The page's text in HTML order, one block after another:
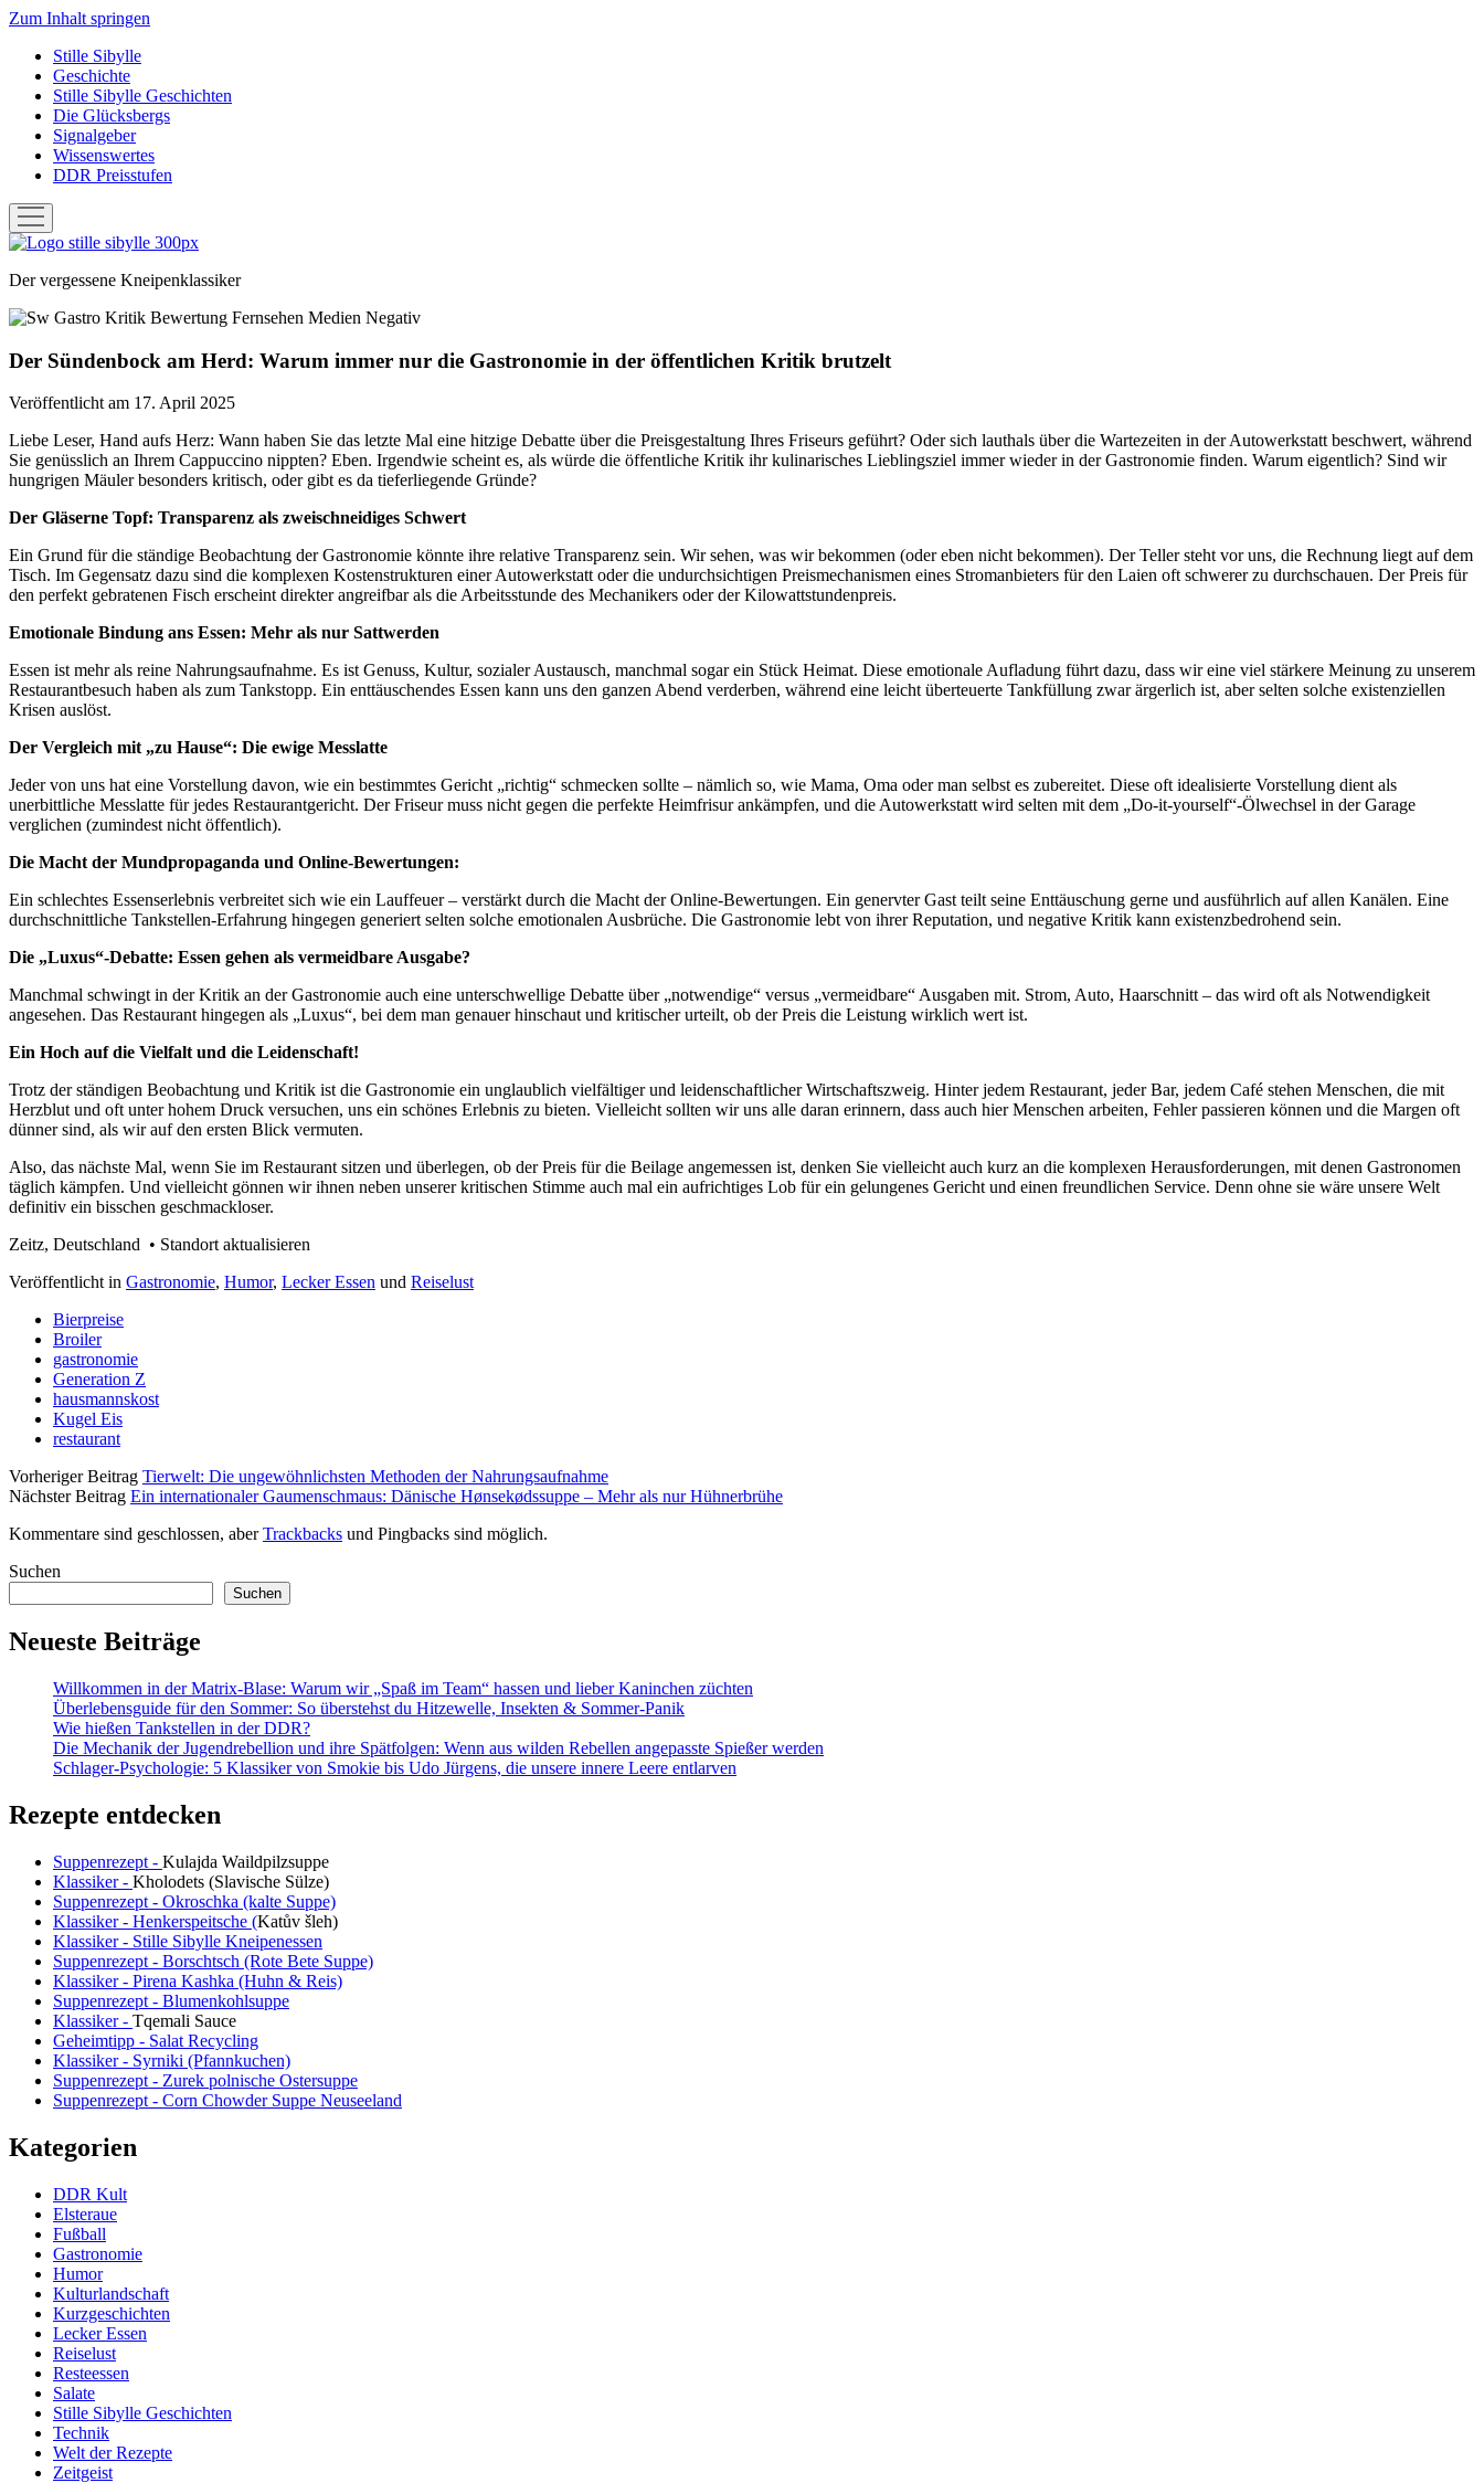
Zum Inhalt springen
Stille Sibylle
Geschichte
Stille Sibylle Geschichten
Die Glücksbergs
Signalgeber
Wissenswertes
DDR Preisstufen
Menü
öffnen
Stille
Der vergessene Kneipenklassiker
Der Sündenbock am Herd: Warum immer nur die Gastronomie in der öffentlichen Kritik brutzelt
Veröffentlicht am 17. April 2025
Liebe Leser, Hand aufs Herz: Wann haben Sie das letzte Mal eine hitzige Debatte über die Preisgestaltung Ihres Friseurs geführt? Oder sich lauthals über die Wartezeiten in der Autowerkstatt beschwert, während
Sie genüsslich an Ihrem Cappuccino nippten? Eben. Irgendwie scheint es, als würde die öffentliche Kritik ihr kulinarisches Lieblingsziel immer wieder in der Gastronomie finden. Warum eigentlich? Sind wir
hungrigen Mäuler besonders kritisch, oder gibt es da tieferliegende Gründe?
Der Gläserne Topf: Transparenz als zweischneidiges Schwert
Ein Grund für die ständige Beobachtung der Gastronomie könnte ihre relative Transparenz sein. Wir sehen, was wir bekommen (oder eben nicht bekommen). Der Teller steht vor uns, die Rechnung liegt auf dem
Tisch. Im Gegensatz dazu sind die komplexen Kostenstrukturen einer Autowerkstatt oder die undurchsichtigen Preismechanismen eines Stromanbieters für den Laien oft schwerer zu durchschauen. Der Preis für
den perfekt gebratenen Fisch erscheint direkter angreifbar als die Arbeitsstunde des Mechanikers oder der Kilowattstundenpreis.
Emotionale Bindung ans Essen: Mehr als nur Sattwerden
Essen ist mehr als reine Nahrungsaufnahme. Es ist Genuss, Kultur, sozialer Austausch, manchmal sogar ein Stück Heimat. Diese emotionale Aufladung führt dazu, dass wir eine viel stärkere Meinung zu unserem
Restaurantbesuch haben als zum Tankstopp. Ein enttäuschendes Essen kann uns den ganzen Abend verderben, während eine leicht überteuerte Tankfüllung zwar ärgerlich ist, aber selten solche existenziellen
Krisen auslöst.
Der Vergleich mit „zu Hause“: Die ewige Messlatte
Jeder von uns hat eine Vorstellung davon, wie ein bestimmtes Gericht „richtig“ schmecken sollte – nämlich so, wie Mama, Oma oder man selbst es zubereitet. Diese oft idealisierte Vorstellung dient als
unerbittliche Messlatte für jedes Restaurantgericht. Der Friseur muss nicht gegen die perfekte Heimfrisur ankämpfen, und die Autowerkstatt wird selten mit dem „Do-it-yourself“-Ölwechsel in der Garage
verglichen (zumindest nicht öffentlich).
Die Macht der Mundpropaganda und Online-Bewertungen:
Ein schlechtes Essenserlebnis verbreitet sich wie ein Lauffeuer – verstärkt durch die Macht der Online-Bewertungen. Ein genervter Gast teilt seine Enttäuschung gerne und ausführlich auf allen Kanälen. Eine
durchschnittliche Tankstellen-Erfahrung hingegen generiert selten solche emotionalen Ausbrüche. Die Gastronomie lebt von ihrer Reputation, und negative Kritik kann existenzbedrohend sein.
Die „Luxus“-Debatte: Essen gehen als vermeidbare Ausgabe?
Manchmal schwingt in der Kritik an der Gastronomie auch eine unterschwellige Debatte über „notwendige“ versus „vermeidbare“ Ausgaben mit. Strom, Auto, Haarschnitt – das wird oft als Notwendigkeit
angesehen. Das Restaurant hingegen als „Luxus“, bei dem man genauer hinschaut und kritischer urteilt, ob der Preis die Leistung wirklich wert ist.
Ein Hoch auf die Vielfalt und die Leidenschaft!
Trotz der ständigen Beobachtung und Kritik ist die Gastronomie ein unglaublich vielfältiger und leidenschaftlicher Wirtschaftszweig. Hinter jedem Restaurant, jeder Bar, jedem Café stehen Menschen, die mit
Herzblut und oft unter hohem Druck versuchen, uns ein schönes Erlebnis zu bieten. Vielleicht sollten wir uns alle daran erinnern, dass auch hier Menschen arbeiten, Fehler passieren können und die Margen oft
dünner sind, als wir auf den ersten Blick vermuten.
Also, das nächste Mal, wenn Sie im Restaurant sitzen und überlegen, ob der Preis für die Beilage angemessen ist, denken Sie vielleicht auch kurz an die komplexen Herausforderungen, mit denen Gastronomen
täglich kämpfen. Und vielleicht gönnen wir ihnen neben unserer kritischen Stimme auch mal ein aufrichtiges Lob für ein gelungenes Gericht und einen freundlichen Service. Denn ohne sie wäre unsere Welt
definitiv ein bisschen geschmackloser.
Zeitz, Deutschland • Standort aktualisieren
Veröffentlicht in Gastronomie, Humor, Lecker Essen und Reiselust
Bierpreise
Broiler
gastronomie
Generation Z
hausmannskost
Kugel Eis
restaurant
Vorheriger Beitrag Tierwelt: Die ungewöhnlichsten Methoden der Nahrungsaufnahme
Nächster Beitrag Ein internationaler Gaumenschmaus: Dänische Hønsekødssuppe – Mehr als nur Hühnerbrühe
Kommentare sind geschlossen, aberTrackbacks und Pingbacks sind möglich.
Sidebar
Suchen
Suchen
Neueste Beiträge
Willkommen in der Matrix-Blase: Warum wir „Spaß im Team“ hassen und lieber Kaninchen züchten
Überlebensguide für den Sommer: So überstehst du Hitzewelle, Insekten & Sommer-Panik
Wie hießen Tankstellen in der DDR?
Die Mechanik der Jugendrebellion und ihre Spätfolgen: Wenn aus wilden Rebellen angepasste Spießer werden
Schlager-Psychologie: 5 Klassiker von Smokie bis Udo Jürgens, die unsere innere Leere entlarven
Rezepte entdecken
Suppenrezept - Kulajda Waildpilzsuppe
Klassiker - Kholodets (Slavische Sülze)
Suppenrezept - Okroschka (kalte Suppe)
Klassiker - Henkerspeitsche (Katův šleh)
Klassiker - Stille Sibylle Kneipenessen
Suppenrezept - Borschtsch (Rote Bete Suppe)
Klassiker - Pirena Kashka (Huhn & Reis)
Suppenrezept - Blumenkohlsuppe
Klassiker - Tqemali Sauce
Geheimtipp - Salat Recycling
Klassiker - Syrniki (Pfannkuchen)
Suppenrezept - Zurek polnische Ostersuppe
Suppenrezept - Corn Chowder Suppe Neuseeland
Kategorien
DDR Kult
Elsteraue
Fußball
Gastronomie
Humor
Kulturlandschaft
Kurzgeschichten
Lecker Essen
Reiselust
Resteessen
Salate
Stille Sibylle Geschichten
Technik
Welt der Rezepte
Zeitgeist